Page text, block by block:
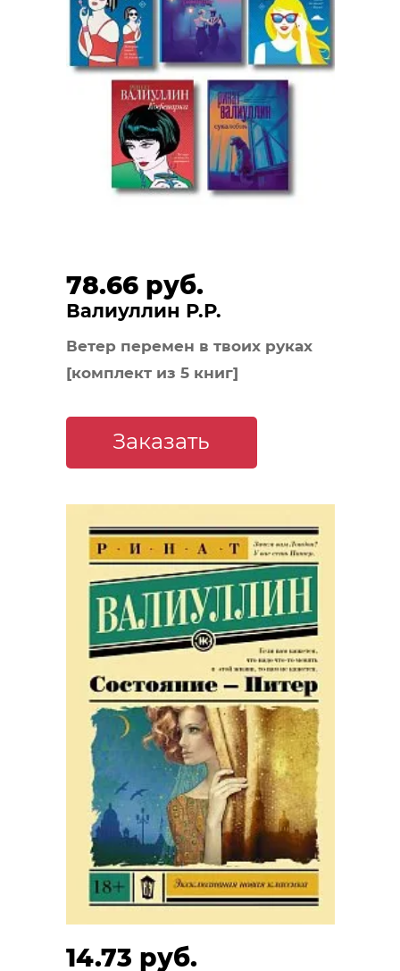
78.66 руб.
Валиуллин Р.Р.
Ветер перемен в твоих руках
[комплект из 5 книг]
Заказать
14.73 руб.